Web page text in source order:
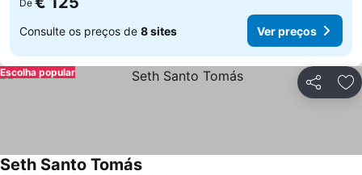
De
Consulte os preços de 8 sites Ver preços
Partilhar
Escolha popular
Seth Santo Tomás